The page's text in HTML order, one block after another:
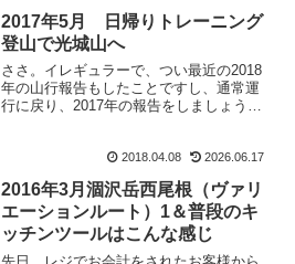
2017年5月 日帰りトレーニング
登山で光城山へ
ささ。イレギュラーで、つい最近の2018
年の山行報告もしたことですし、通常運
行に戻り、2017年の報告をしましょう。
さないから山行報告は増える一方。書く
暇ない、というの...
2018.04.08 2026.06.17
2016年3月涸沢岳西尾根（ヴァリ
エーションルート）1＆普段のキ
ッチンツールはこんな感じ